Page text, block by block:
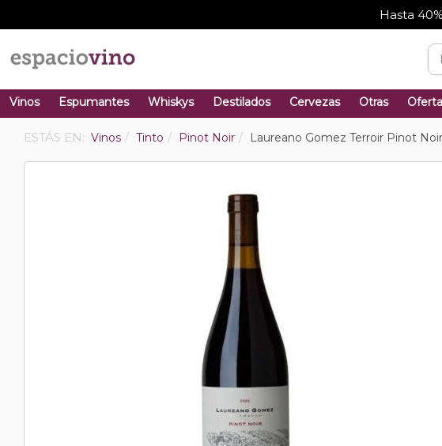
Hasta
Vinos Espumantes Whiskys Destilados Cervezas Otras
ESTÁS EN: Vinos Tinto Pinot Noir Laureano Gomez Terroir Pinot Noir